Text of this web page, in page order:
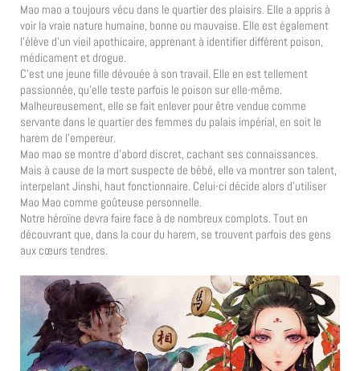
Mao mao a toujours vécu dans le quartier des plaisirs. Elle a appris à
voir la vraie nature humaine, bonne ou mauvaise. Elle est également
l’élève d’un vieil apothicaire, apprenant à identifier différent poison,
médicament et drogue.
C’est une jeune fille dévouée à son travail. Elle en est tellement
passionnée, qu’elle teste parfois le poison sur elle-même.
Malheureusement, elle se fait enlever pour être vendue comme
servante dans le quartier des femmes du palais impérial, en soit le
harem de l’empereur.
Mao mao se montre d’abord discret, cachant ses connaissances.
Mais à cause de la mort suspecte de bébé, elle va montrer son talent,
interpelant Jinshi, haut fonctionnaire. Celui-ci décide alors d’utiliser
Mao Mao comme goûteuse personnelle.
Notre héroïne devra faire face à de nombreux complots. Tout en
découvrant que, dans la cour du harem, se trouvent parfois des gens
aux cœurs tendres.